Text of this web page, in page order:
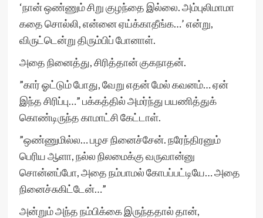
‘நான் ஒண்ணும் சிறு குழந்தை இல்லை. அம்புலிமாமா
கதை சொல்லி, என்னை ஏய்க்காதீங்க…’ என்று,
விருட்டென்று திரும்பிப் போனாள்.
அதை நினைத்து, சிரித்தான் குகநாதன்.
”கார் ஓட்டும் போது, வேறு எதன் மேல் கவனம்… ஏன்
இந்த சிரிப்பு…” பக்கத்தில் அமர்ந்து பயணித்துக்
கொண்டிருந்த காமாட்சி கேட்டாள்.
”ஒண்ணுமில்ல… பழச நினைச்சேன். நரேந்திரனும்
பெரிய ஆளா, நல்ல நிலமைக்கு வருவான்னு
சொன்னப்போ, அதை நம்பாமல் கோபப்பட்டியே… அதை
நினைச்சுகிட்டேன்…”
அன்றும் அந்த நம்பிக்கை இருந்ததால் தான்,